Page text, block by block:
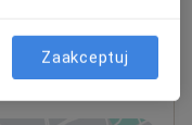
Oddział
Zaakceptuj